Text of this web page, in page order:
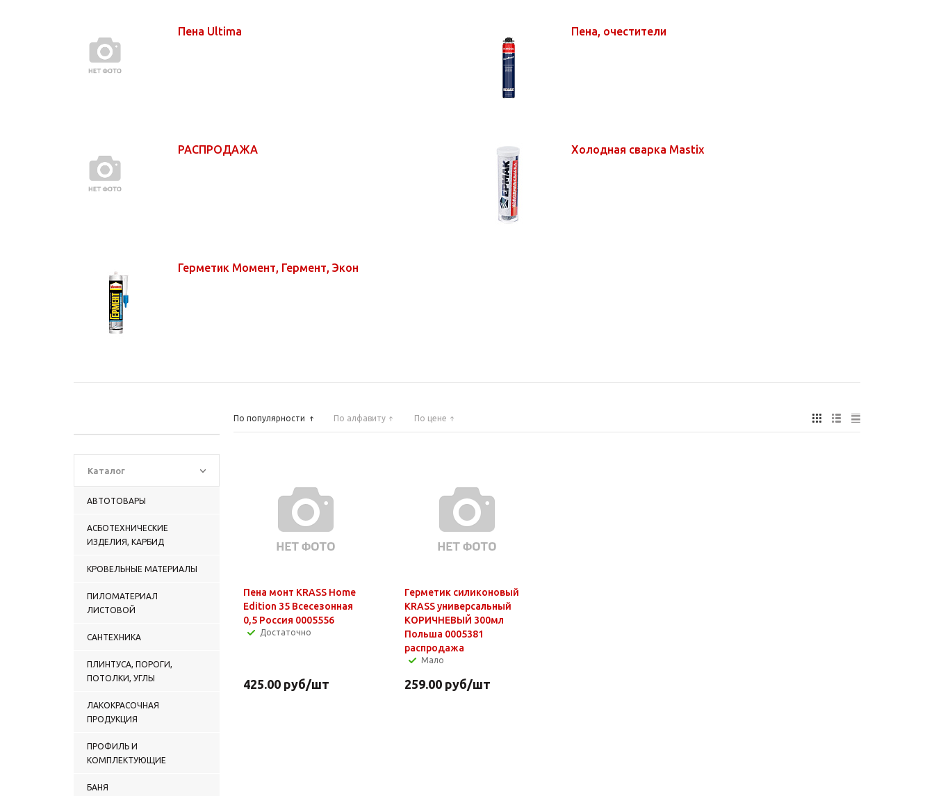
Пена Ultima Пена, очестители
РАСПРОДАЖА Холодная сварка Mastix
Герметик Момент, Гермент, Экон
Каталог
АВТОТОВАРЫ
АСБОТЕХНИЧЕСКИЕ
ИЗДЕЛИЯ, КАРБИД
КРОВЕЛЬНЫЕ МАТЕРИАЛЫ
ПИЛОМАТЕРИАЛ
ЛИСТОВОЙ
САНТЕХНИКА
ПЛИНТУСА, ПОРОГИ,
ПОТОЛКИ, УГЛЫ
ЛАКОКРАСОЧНАЯ
ПРОДУКЦИЯ
ПРОФИЛЬ И
КОМПЛЕКТУЮЩИЕ
БАНЯ
По популярности По алфавиту По цене
Пена монт KRASS Home
Edition 35 Всесезонная
0,5 Россия 0005556
Достаточно
425.00 руб/шт
Герметик силиконовый
KRASS универсальный
КОРИЧНЕВЫЙ 300мл
Польша 0005381
распродажа
Мало
259.00руб/шт